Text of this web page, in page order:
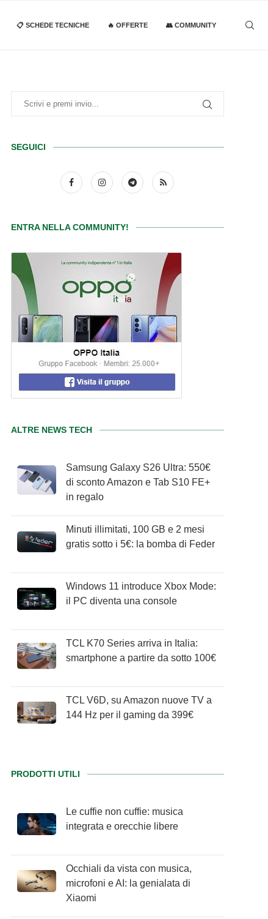
📋 SCHEDE TECNICHE 🔥 OFFERTE 👥 COMMUNITY
SEGUICI
ENTRA NELLA COMMUNITY!
ALTRE NEWS TECH
Samsung Galaxy S26 Ultra: 550€
di sconto Amazon e Tab S10 FE+
in regalo
Minuti illimitati, 100 GB e 2 mesi
gratis sotto i 5€: la bomba di Feder
Windows 11 introduce Xbox Mode:
il PC diventa una console
TCL K70 Series arriva in Italia:
smartphone a partire da sotto 100€
TCL V6D, su Amazon nuove TV a
144 Hz per il gaming da 399€
PRODOTTI UTILI
Le cuffie non cuffie: musica
integrata e orecchie libere
Occhiali da vista con musica,
microfoni e AI: la genialata di
Xiaomi